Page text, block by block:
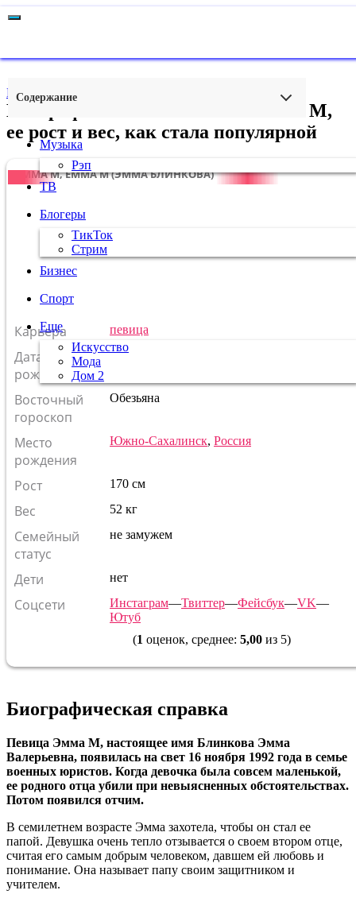
Содержание
Музыка
Рэп
ТВ
Блогеры
ТикТок
Стрим
Бизнес
Спорт
Еще
Искусство
Мода
Дом 2
Главная › Музыка
Биография и личная жизнь Эммы М,
ее рост и вес, как стала популярной
ЭММА М, EMMA M (ЭММА БЛИНКОВА)
Карьера певица
Дата
рождения
16 ноября
Восточный
гороскоп
Обезьяна
Место
рождения
Южно-Сахалинск, Россия
Рост 170 см
Вес 52 кг
Семейный
статус
не замужем
Дети нет
Соцсети Инстаграм—Твиттер—Фейсбук—VK—
Ютуб
(1 оценок, среднее: 5,00из 5)
Биографическая справка
Певица Эмма М, настоящее имя Блинкова Эмма
Валерьевна, появилась на свет 16 ноября 1992 года в семье
военных юристов. Когда девочка была совсем маленькой,
ее родного отца убили при невыясненных обстоятельствах.
Потом появился отчим.
В семилетнем возрасте Эмма захотела, чтобы он стал ее
папой. Девушка очень тепло отзывается о своем втором отце,
считая его самым добрым человеком, давшем ей любовь и
понимание. Она называет папу своим защитником и
учителем.